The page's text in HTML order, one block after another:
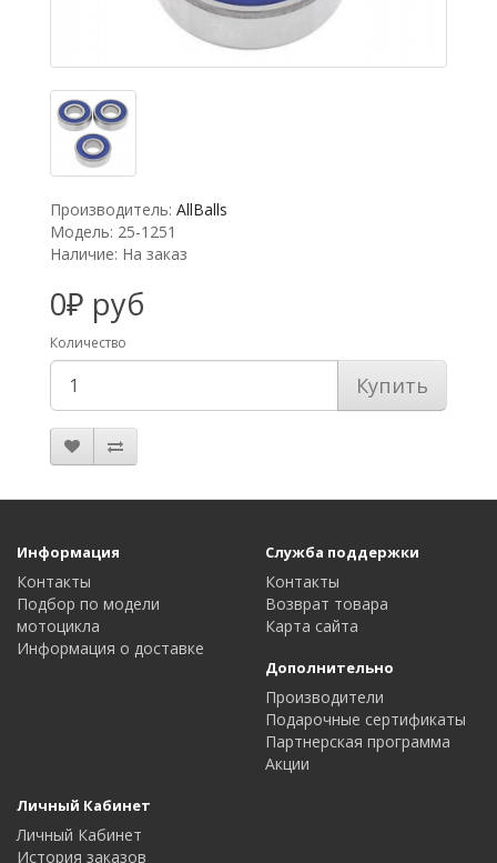
Производитель: AllBalls
Модель: 25-1251
Наличие: На заказ
0₽ руб
Количество
Купить
Информация
Контакты
Подбор по модели
мотоцикла
Информация о доставке
Служба поддержки
Контакты
Возврат товара
Карта сайта
Дополнительно
Производители
Подарочные сертификаты
Партнерская программа
Акции
Личный Кабинет
Личный Кабинет
История заказов